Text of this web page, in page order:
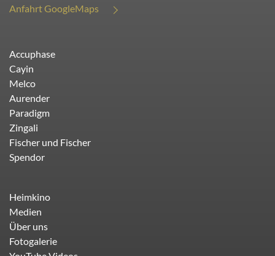
Anfahrt GoogleMaps
Accuphase
Cayin
Melco
Aurender
Paradigm
Zingali
Fischer und Fischer
Spendor
Heimkino
Medien
Über uns
Fotogalerie